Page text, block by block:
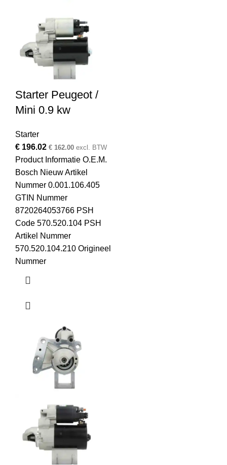
Starter Peugeot /
Mini 0.9 kw
Starter
€ 196.02 € 162.00 excl. BTW
Product Informatie O.E.M.
Bosch Nieuw Artikel
Nummer 0.001.106.405
GTIN Nummer
8720264053766 PSH
Code 570.520.104 PSH
Artikel Nummer
570.520.104.210 Origineel
Nummer